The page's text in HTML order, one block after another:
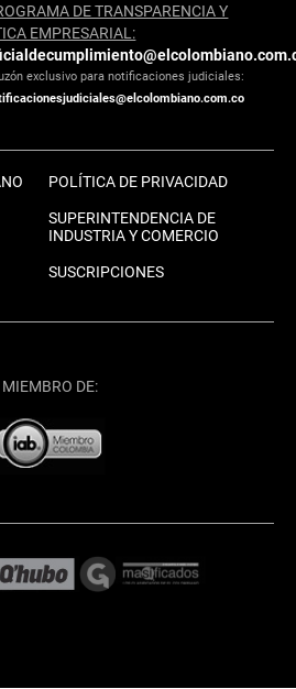
DE TRANSPARENCIA Y
EMPRESARIAL:
exclusivo para notificaciones judiciales:
POLÍTICA DE PRIVACIDAD
SUPERINTENDENCIA DE
INDUSTRIA Y COMERCIO
SUSCRIPCIONES
MIEMBRO DE: